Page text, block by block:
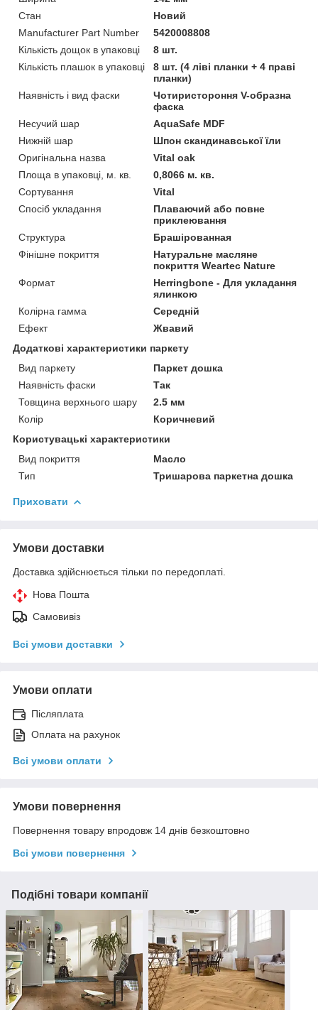
Стан
Новий
Manufacturer Part Number
5420008808
Кількість дощок в упаковці
8 шт.
Кількість плашок в упаковці
8 шт. (4 ліві планки + 4 праві
планки)
Наявність і вид фаски
Чотиристороння V-образна
фаска
Несучий шар
AquaSafe MDF
Нижній шар
Шпон скандинавської їли
Оригінальна назва
Vital oak
Площа в упаковці, м. кв.
0,8066 м. кв.
Сортування
Vital
Спосіб укладання
Плаваючий або повне
приклеювання
Структура
Брашірованная
Фінішне покриття
Натуральне масляне
покриття Weartec Nature
Формат
Herringbone - Для укладання
ялинкою
Колірна гамма
Середній
Ефект
Жвавий
Додаткові характеристики паркету
Вид паркету
Паркет дошка
Наявність фаски
Так
Товщина верхнього шару
2.5 мм
Колір
Коричневий
Користувацькі характеристики
Вид покриття
Масло
Тип
Тришарова паркетна дошка
Приховати
Умови доставки
Доставка здійснюється тільки по передоплаті.
Нова Пошта
Самовивіз
Всі умови доставки
Умови оплати
Післяплата
Оплата на рахунок
Всі умови оплати
Умови повернення
Повернення товару впродовж 14 днів безкоштовно
Всі умови повернення
Подібні товари компанії